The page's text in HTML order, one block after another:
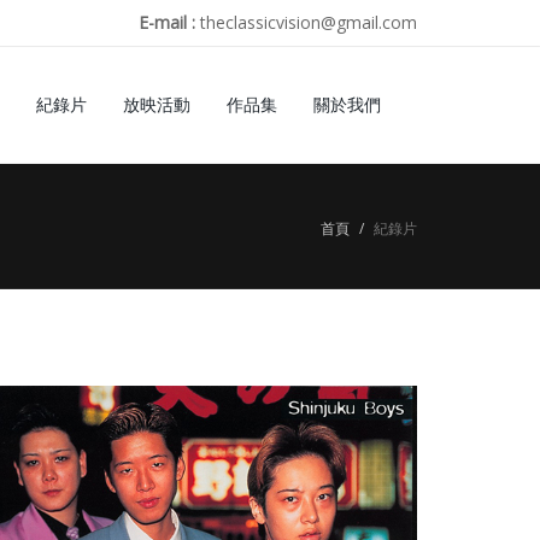
E-mail :theclassicvision@gmail.com
紀錄片 放映活動 作品集 關於我們
首頁 紀錄片